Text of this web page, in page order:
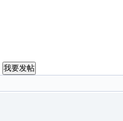
我要发帖